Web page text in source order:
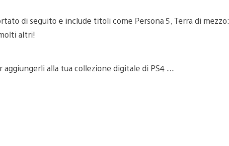
di seguito e include titoli come Persona 5, Terra di mezzo:
altri!
aggiungerli alla tua collezione digitale di PS4 …